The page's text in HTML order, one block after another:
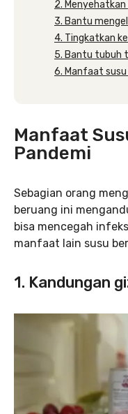
2.
3. Bantu
4. Tingkatkan
5. Bantu tubuh
6. Manfaat
Manfaat
Pandemi
Sebagian orang
beruang ini
bisa mencegah
manfaat lain susu
1. Kandungan